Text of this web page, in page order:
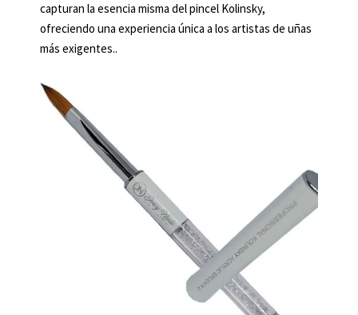
capturan la esencia misma del pincel Kolinsky,
ofreciendo una experiencia única a los artistas de uñas
más exigentes..